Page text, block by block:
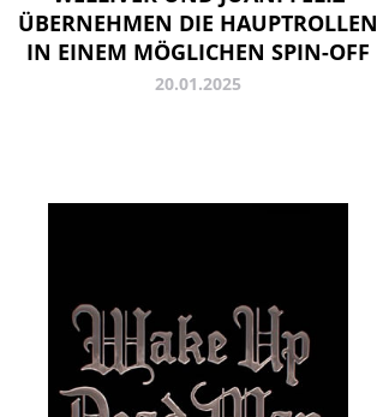
ÜBERNEHMEN DIE HAUPTROLLEN
IN EINEM MÖGLICHEN SPIN-OFF
20.01.2025